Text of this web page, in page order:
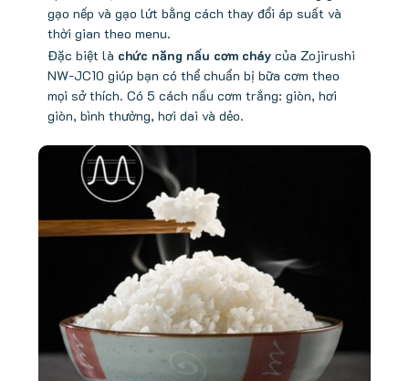
gạo nếp và gạo lứt bằng cách thay đổi áp suất và
thời gian theo menu.
Đặc biệt là chức năng nấu cơm cháycủa Zojirushi
NW-JC10 giúp bạn có thể chuẩn bị bữa cơm theo
mọi sở thích. Có 5 cách nấu cơm trắng: giòn, hơi
giòn, bình thường, hơi dai và dẻo.